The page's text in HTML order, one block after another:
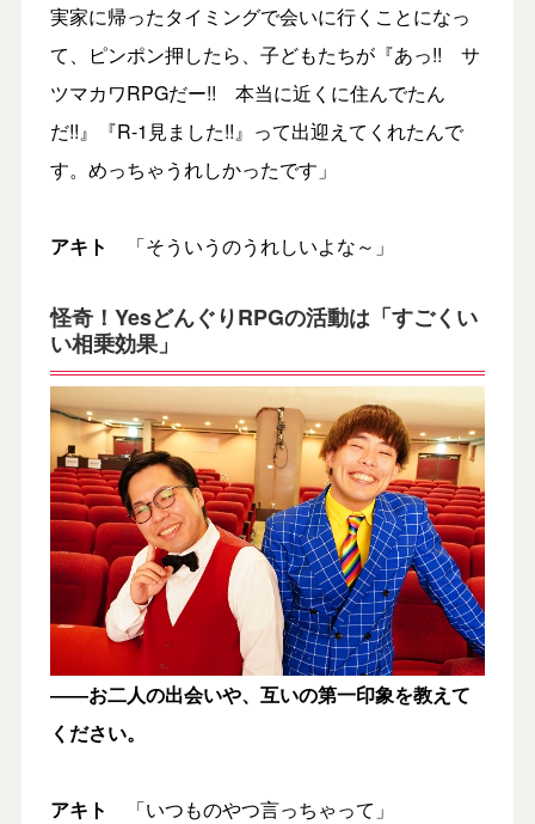
実家に帰ったタイミングで会いに行くことになっ
て、ピンポン押したら、子どもたちが『あっ!! サ
ツマカワRPGだー!! 本当に近くに住んでたん
だ!!』『R-1見ました!!』って出迎えてくれたんで
す。めっちゃうれしかったです」
アキト 「そういうのうれしいよな～」
怪奇！YesどんぐりRPGの活動は「すごくい
い相乗効果」
――お二人の出会いや、互いの第一印象を教えて
ください。
アキト 「いつものやつ言っちゃって」